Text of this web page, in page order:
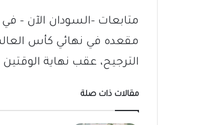
مقعده في نهائي كأس
الترجيح، عقب نهاية الوقتين
مقالات ذات صلة